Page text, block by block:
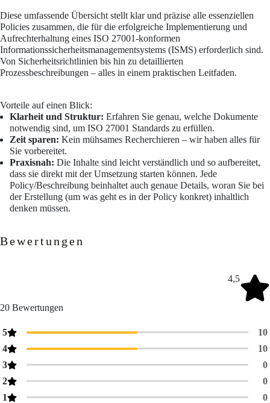
Diese umfassende Übersicht stellt klar und präzise alle essenziellen
Policies zusammen, die für die erfolgreiche Implementierung und
Aufrechterhaltung eines ISO 27001-konformen
Informationssicherheitsmanagementsystems (ISMS) erforderlich sind.
Von Sicherheitsrichtlinien bis hin zu detaillierten
Prozessbeschreibungen – alles in einem praktischen Leitfaden.
Vorteile auf einen Blick:
Klarheit und Struktur: Erfahren Sie genau, welche Dokumente
notwendig sind, um ISO 27001 Standards zu erfüllen.
Zeit sparen: Kein mühsames Recherchieren – wir haben alles für
Sie vorbereitet.
Praxisnah: Die Inhalte sind leicht verständlich und so aufbereitet,
dass sie direkt mit der Umsetzung starten können. Jede
Policy/Beschreibung beinhaltet auch genaue Details, woran Sie bei
der Erstellung (um was geht es in der Policy konkret) inhaltlich
denken müssen.
Bewertungen
4,5
20 Bewertungen
5
10
4
10
3
0
2
0
1
0